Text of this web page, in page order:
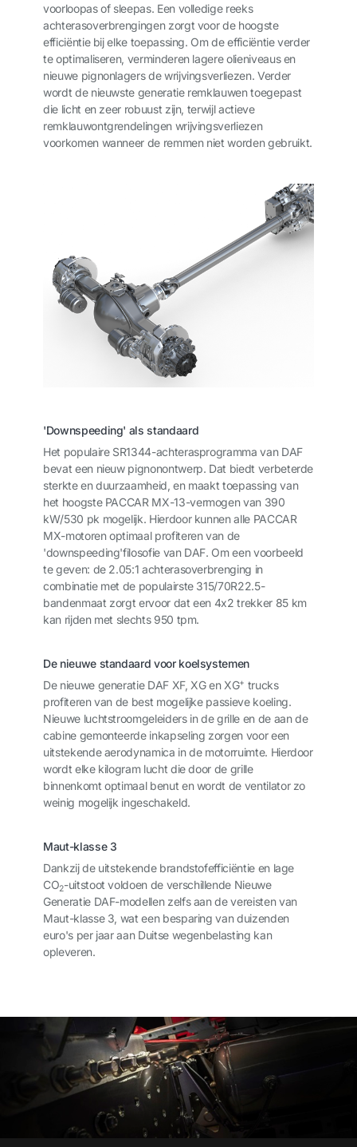
voorloopas of sleepas. Een volledige reeks
achterasoverbrengingen zorgt voor de hoogste
efficiëntie bij elke toepassing. Om de efficiëntie verder
te optimaliseren, verminderen lagere olieniveaus en
nieuwe pignonlagers de wrijvingsverliezen. Verder
wordt de nieuwste generatie remklauwen toegepast
die licht en zeer robuust zijn, terwijl actieve
remklauwontgrendelingen wrijvingsverliezen
voorkomen wanneer de remmen niet worden gebruikt.
'Downspeeding' als standaard
Het populaire SR1344-achterasprogramma van DAF
bevat een nieuw pignonontwerp. Dat biedt verbeterde
sterkte en duurzaamheid, en maakt toepassing van
het hoogste PACCAR MX-13-vermogen van 390
kW/530 pk mogelijk. Hierdoor kunnen alle PACCAR
MX-motoren optimaal profiteren van de
'downspeeding'filosofie van DAF. Om een voorbeeld
te geven: de 2.05:1 achterasoverbrenging in
combinatie met de populairste 315/70R22.5-
bandenmaat zorgt ervoor dat een 4x2 trekker 85 km
kan rijden met slechts 950 tpm.
De nieuwe standaard voor koelsystemen
De nieuwe generatie DAF XF, XG en XG+ trucks
profiteren van de best mogelijke passieve koeling.
Nieuwe luchtstroomgeleiders in de grille en de aan de
cabine gemonteerde inkapseling zorgen voor een
uitstekende aerodynamica in de motorruimte. Hierdoor
wordt elke kilogram lucht die door de grille
binnenkomt optimaal benut en wordt de ventilator zo
weinig mogelijk ingeschakeld.
Maut-klasse 3
Dankzij de uitstekende brandstofefficiëntie en lage
CO2-uitstoot voldoen de verschillende Nieuwe
Generatie DAF-modellen zelfs aan de vereisten van
Maut-klasse 3, wat een besparing van duizenden
euro's per jaar aan Duitse wegenbelasting kan
opleveren.